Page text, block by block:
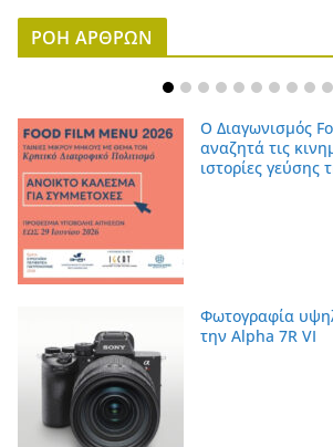
ΡΟΗ ΑΡΘΡΩΝ
Ο Διαγωνισμός
αναζητά τις
ιστορίες γεύσης
Φωτογραφία
την Alpha 7R VI